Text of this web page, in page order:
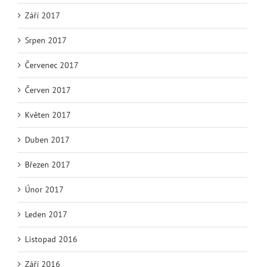
Září 2017
Srpen 2017
Červenec 2017
Červen 2017
Květen 2017
Duben 2017
Březen 2017
Únor 2017
Leden 2017
Listopad 2016
Září 2016